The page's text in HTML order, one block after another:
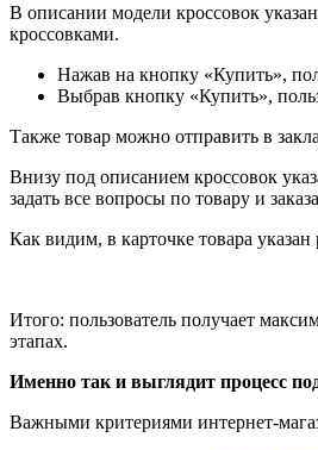
В описании модели кроссовок указан
кроссовками.
Нажав на кнопку «Купить»,
Выбрав кнопку «Купить»,
Также товар можно отправить в
Внизу под описанием кроссовок
задать все вопросы по товару и
Как видим, в карточке товара указан
Итого: пользователь получает
этапах.
Именно так и выглядит процесс
Важными критериями интернет-